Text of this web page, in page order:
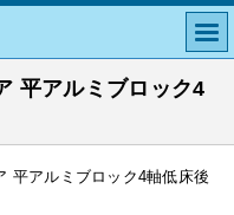
平アルミブロック4
平アルミブロック4軸低床後